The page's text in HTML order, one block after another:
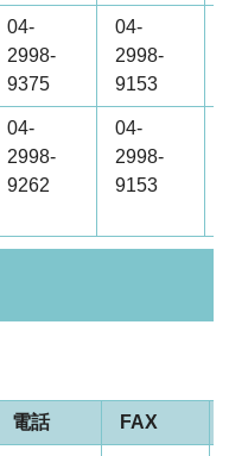
04-
2998-
9375
04-
2998-
9153
04-
2998-
9262
04-
2998-
9153
電話 FAX